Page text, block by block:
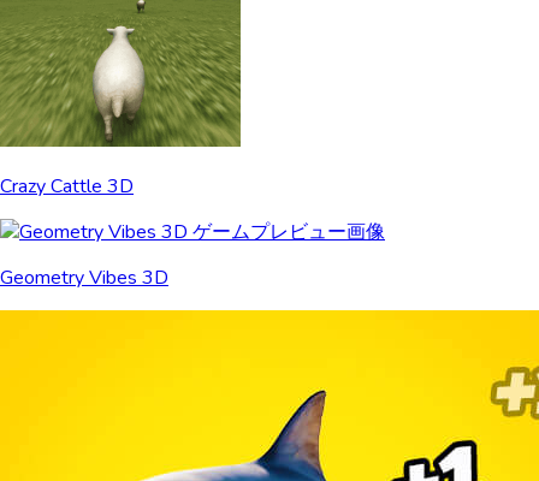
Crazy Cattle 3D
Geometry Vibes 3D